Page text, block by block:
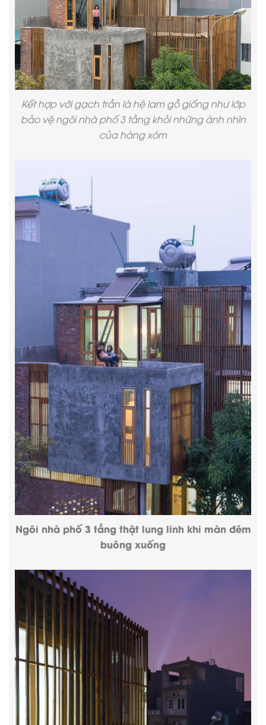
Kết hợp với gạch trần là hệ lam gỗ giống như lớp
bảo vệ ngôi nhà phố 3 tầng khỏi những ánh nhìn
của hàng xóm
Ngôi nhà phố 3 tầng thật lung linh khi màn đêm
buông xuống